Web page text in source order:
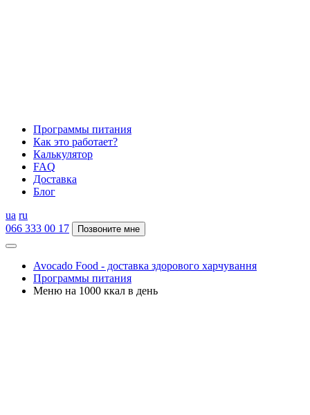
Программы питания
Как это работает?
Калькулятор
FAQ
Доставка
Блог
ua ru
066 333 00 17
Позвоните мне
Avocado Food - доставка здорового харчування
Программы питания
Меню на 1000 ккал в день